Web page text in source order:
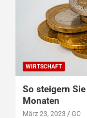
WIRTSCHAFT
So steigern
Monaten
März 23, 2023 GC